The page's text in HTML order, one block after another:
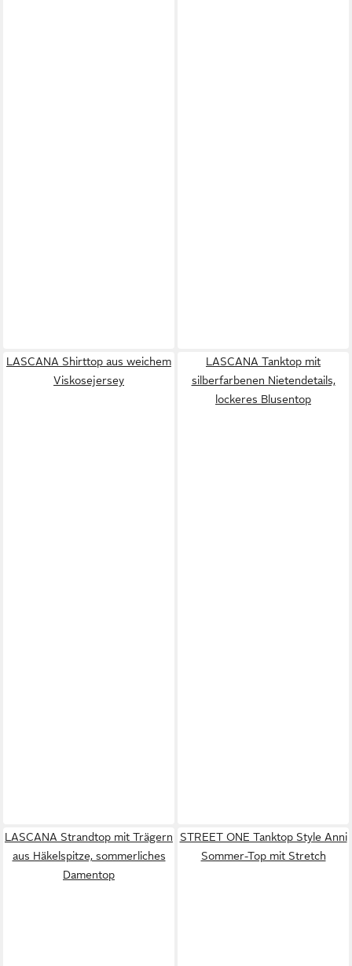
LASCANA Shirttop aus weichem
Viskosejersey
LASCANA Tanktop mit
silberfarbenen Nietendetails,
lockeres Blusentop
LASCANA Strandtop mit Trägern
aus Häkelspitze, sommerliches
Damentop
STREET ONE Tanktop Style Anni
Sommer-Top mit Stretch